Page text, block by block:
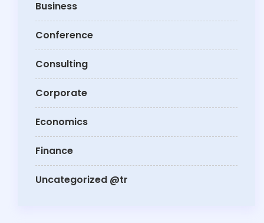
Business
Conference
Consulting
Corporate
Economics
Finance
Uncategorized @tr